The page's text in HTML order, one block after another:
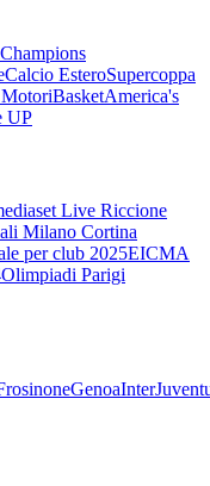
Champions
Calcio EsteroSupercoppa
BasketAmerica's
UP
Live Riccione
Milano Cortina
per club 2025EICMA
Olimpiadi Parigi
GenoaInter